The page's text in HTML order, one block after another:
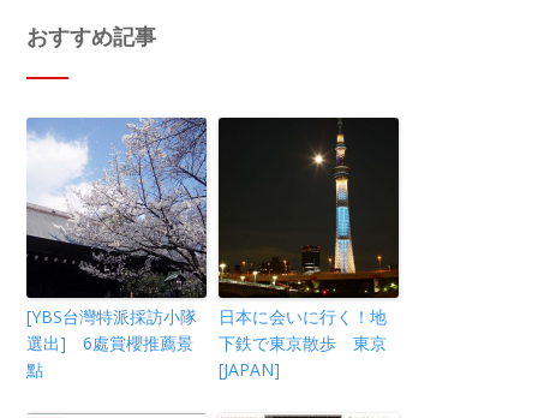
おすすめ記事
[YBS台灣特派採訪小隊
選出] 6處賞櫻推薦景
點
日本に会いに行く！地
下鉄で東京散歩 東京
[JAPAN]